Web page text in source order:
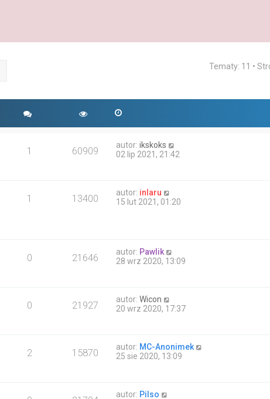
Tematy: 11 •
1 60909 autor:ikskoks
02 lip 2021, 21:42
1 13400 autor: inlaru
15 lut 2021, 01:20
0 21646 autor: Pawlik
28 wrz 2020, 13:09
0 21927 autor:Wicon
20 wrz 2020, 17:37
2 15870 autor: MC-Anonimek
25 sie 2020, 13:09
autor: Pilso